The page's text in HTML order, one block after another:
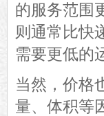
的服务范围
则通常比快
需要更低的
当然，价格
量、体积等